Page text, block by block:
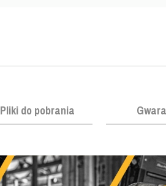
Pliki do pobrania